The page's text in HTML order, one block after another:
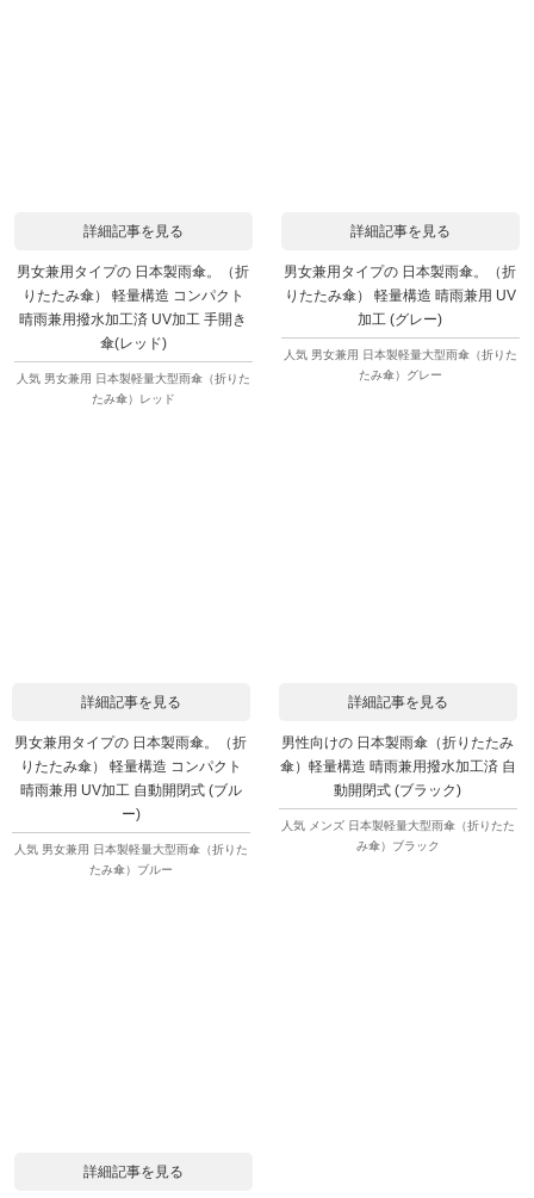
詳細記事を見る
男女兼用タイプの 日本製雨傘。（折
りたたみ傘） 軽量構造 コンパクト
晴雨兼用撥水加工済 UV加工 手開き
傘(レッド)
人気 男女兼用 日本製軽量大型雨傘（折りた
たみ傘）レッド
詳細記事を見る
男女兼用タイプの 日本製雨傘。（折
りたたみ傘） 軽量構造 晴雨兼用 UV
加工 (グレー)
人気 男女兼用 日本製軽量大型雨傘（折りた
たみ傘）グレー
詳細記事を見る
男女兼用タイプの 日本製雨傘。（折
りたたみ傘） 軽量構造 コンパクト
晴雨兼用 UV加工 自動開閉式 (ブル
ー)
人気 男女兼用 日本製軽量大型雨傘（折りた
たみ傘）ブルー
詳細記事を見る
男性向けの 日本製雨傘（折りたたみ
傘）軽量構造 晴雨兼用撥水加工済 自
動開閉式 (ブラック)
人気 メンズ 日本製軽量大型雨傘（折りたた
み傘）ブラック
詳細記事を見る